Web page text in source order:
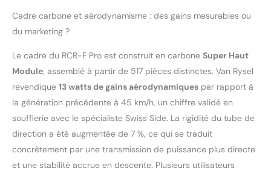
Aérodynamisme, rigidité
aérodynamisme::Cadre
et fourche développés
en soufflerie avec notre
partenaire Swiss Side.
fourche Van Rysel en
carbone Super Haut
Module. rigidité::Layup
"Pro" 7 % plus rigide que
Cadre carbone et aérodynamisme : des gains mesurables ou
du marketing ?
Le cadre du RCR-F Pro est construit en carbone Super Haut
Module, assemblé à partir de 517 pièces distinctes. Van Rysel
revendique 13 watts de gains aérodynamiques par rapport à
la génération précédente à 45 km/h, un chiffre validé en
soufflerie avec le spécialiste Swiss Side. La rigidité du tube de
direction a été augmentée de 7 %, ce qui se traduit
concrètement par une transmission de puissance plus directe
et une stabilité accrue en descente. Plusieurs utilisateurs